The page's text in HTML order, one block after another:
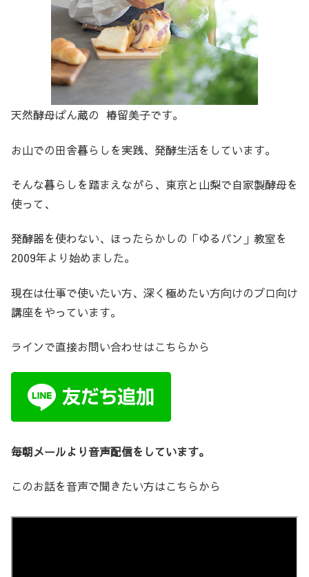
天然酵母ぱん蔵の 椿留美子です。
お山での田舎暮らしを実践、発酵生活をしています。
そんな暮らしを踏まえながら、東京と山梨で自家製酵母を
使って、
発酵器を使わない、ほったらかしの「ゆるパン」教室を
2009年より始めました。
現在は仕事で使いたい方、深く極めたい方向けのプロ向け
講座をやっています。
ラインで直接お問い合わせはこちらから
毎朝メールより音声配信をしています。
このお話を音声で聞きたい方はこちらから